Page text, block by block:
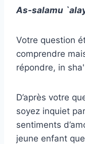
As-salamu
Votre question
comprendre
répondre, in
D’après votre
soyez inquiet
sentiments
jeune enfant